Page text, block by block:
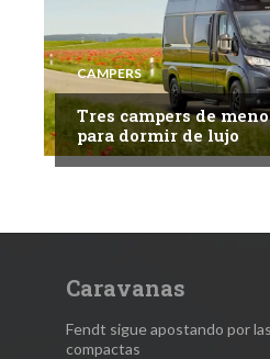
CAMPERS
Tres campers de
para dormir de lujo
Caravanas
Fendt sigue apostando por
compactas